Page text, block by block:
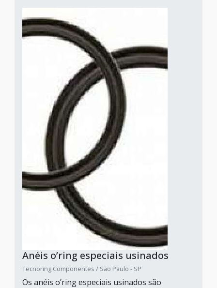
Anéis o’ring especiais usinados
Tecnoring Componentes / São Paulo - SP
Os anéis o’ring especiais usinados são